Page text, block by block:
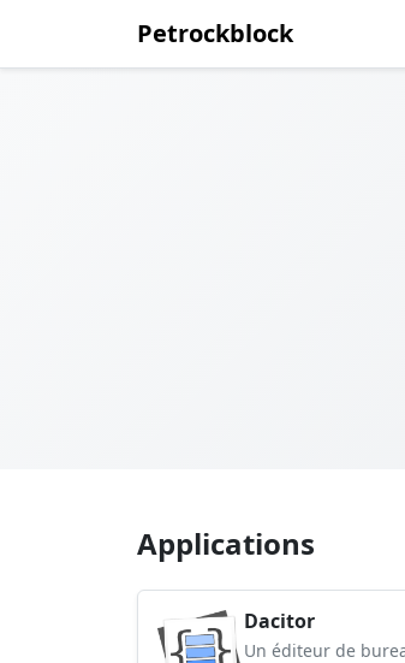
Petrockblock
Applications
Dacitor
Un éditeur de